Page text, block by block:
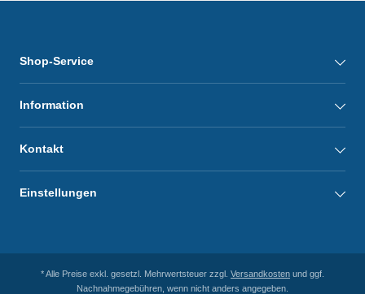
Shop-Service
Information
Kontakt
Einstellungen
* Alle Preise exkl. gesetzl. Mehrwertsteuer zzgl. Versandkosten und ggf.
Nachnahmegebühren, wenn nicht anders angegeben.